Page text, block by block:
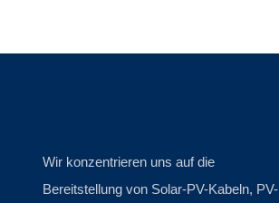
Wir konzentrieren uns auf die
Bereitstellung von Solar-PV-Kabeln, PV-